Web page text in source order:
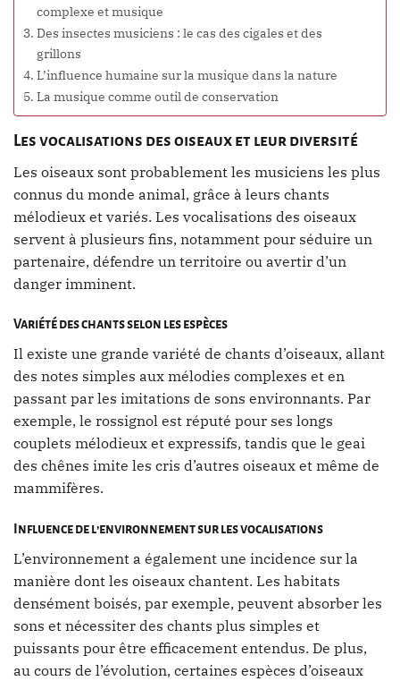
complexe et musique
Des insectes musiciens : le cas des cigales et des
grillons
L’influence humaine sur la musique dans la nature
La musique comme outil de conservation
Les vocalisations des oiseaux et leur diversité
Les oiseaux sont probablement les musiciens les plus
connus du monde animal, grâce à leurs chants
mélodieux et variés. Les vocalisations des oiseaux
servent à plusieurs fins, notamment pour séduire un
partenaire, défendre un territoire ou avertir d’un
danger imminent.
Variété des chants selon les espèces
Il existe une grande variété de chants d’oiseaux, allant
des notes simples aux mélodies complexes et en
passant par les imitations de sons environnants. Par
exemple, le rossignol est réputé pour ses longs
couplets mélodieux et expressifs, tandis que le geai
des chênes imite les cris d’autres oiseaux et même de
mammifères.
Influence de l’environnement sur les vocalisations
L’environnement a également une incidence sur la
manière dont les oiseaux chantent. Les habitats
densément boisés, par exemple, peuvent absorber les
sons et nécessiter des chants plus simples et
puissants pour être efficacement entendus. De plus,
au cours de l’évolution, certaines espèces d’oiseaux